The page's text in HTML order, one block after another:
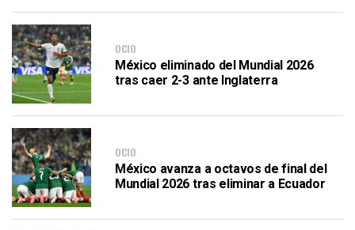
OCIO
México eliminado del Mundial 2026
tras caer 2-3 ante Inglaterra
OCIO
México avanza a octavos de final del
Mundial 2026 tras eliminar a Ecuador